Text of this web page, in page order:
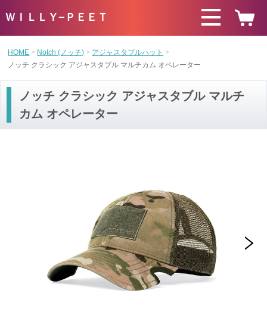
ＷＩＬＬＹ−ＰＥＥＴ
HOME Notch (ノッチ)
アジャスタブルハット
ノッチ クラシック アジャスタブル マルチカム オペレーター
ノッチ クラシック アジャスタブル マルチ
カム オペレーター